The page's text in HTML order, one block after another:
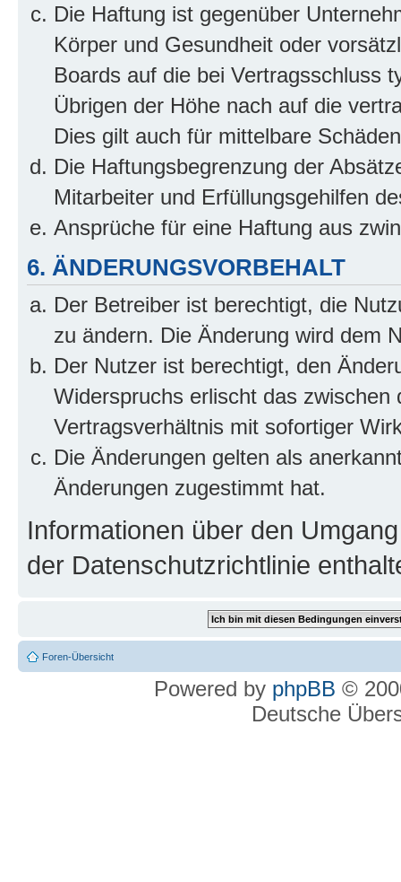
Die Haftung ist gegenüber
Körper und Gesundheit oder
Boards auf die bei Vertragsschluss
Übrigen der Höhe nach auf die
Dies gilt auch für mittelbare
Die Haftungsbegrenzung der
Mitarbeiter und Erfüllungsgehilfen
Ansprüche für eine Haftung aus
6. ÄNDERUNGSVORBEHALT
Der Betreiber ist berechtigt, die
zu ändern. Die Änderung wird dem
Der Nutzer ist berechtigt, den
Widerspruchs erlischt das
Vertragsverhältnis mit sofortiger
Die Änderungen gelten als
Änderungen zugestimmt hat.
Informationen über den
der Datenschutzrichtlinie
Foren-Übersicht
Powered by phpBB ©
Deutsche